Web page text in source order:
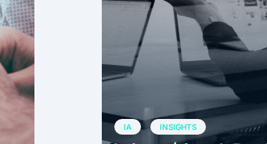
IA INSIGHTS